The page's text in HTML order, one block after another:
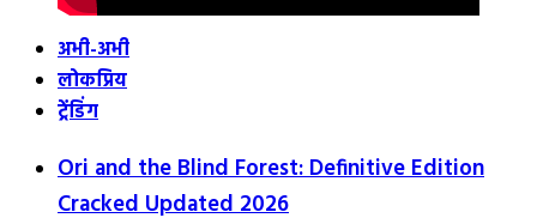
अभी-अभी
लोकप्रिय
ट्रेंडिंग
Ori and the Blind Forest: Definitive Edition
Cracked Updated 2026